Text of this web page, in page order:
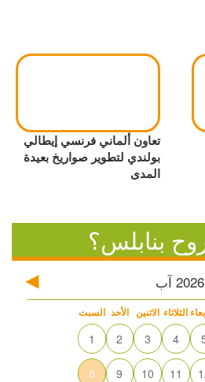
تعاون ألماني فرنسي إيطالي
بولندي لتطوير صواريخ بعيدة
المدى
بنابلس؟
2026 آب
السبت الأحد الاثنين الثلاثاء
1 2 3 4
8 9 10 11